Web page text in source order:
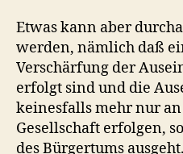
Etwas kann aber
werden, nämlich daß
Verschärfung der
erfolgt sind und die
keinesfalls mehr nur
Gesellschaft erfolgen,
des Bürgertums